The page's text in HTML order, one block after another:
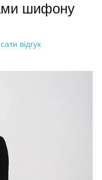
шифону
відгук